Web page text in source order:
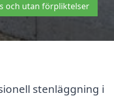
och utan förpliktelser
stenläggning i